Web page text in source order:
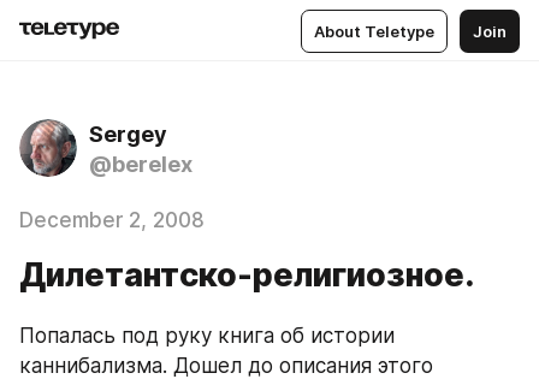
About Teletype Join
Sergey
@berelex
December 2, 2008
Дилетантско-религиозное.
Попалась под руку книга об истории
каннибализма. Дошел до описания этого